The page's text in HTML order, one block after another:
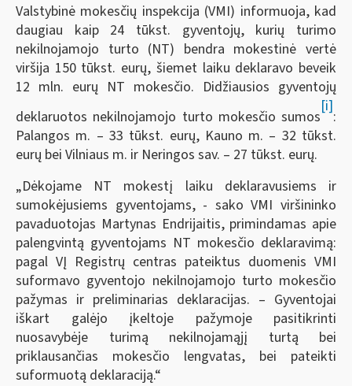
Valstybinė mokesčių inspekcija (VMI) informuoja, kad
daugiau kaip 24 tūkst. gyventojų, kurių turimo
nekilnojamojo turto (NT) bendra mokestinė vertė
viršija 150 tūkst. eurų, šiemet laiku deklaravo beveik
12 mln. eurų NT mokesčio. Didžiausios gyventojų
deklaruotos nekilnojamojo turto mokesčio sumos
[i]
:
Palangos m. – 33 tūkst. eurų, Kauno m. – 32 tūkst.
eurų bei Vilniaus m. ir Neringos sav. – 27 tūkst. eurų.
„Dėkojame NT mokestį laiku deklaravusiems ir
sumokėjusiems gyventojams, - sako VMI viršininko
pavaduotojas Martynas Endrijaitis, primindamas apie
palengvintą gyventojams NT mokesčio deklaravimą:
pagal VĮ Registrų centras pateiktus duomenis VMI
suformavo gyventojo nekilnojamojo turto mokesčio
pažymas ir preliminarias deklaracijas. – Gyventojai
iškart galėjo įkeltoje pažymoje pasitikrinti
nuosavybėje turimą nekilnojamąjį turtą bei
priklausančias mokesčio lengvatas, bei pateikti
suformuotą deklaraciją.“